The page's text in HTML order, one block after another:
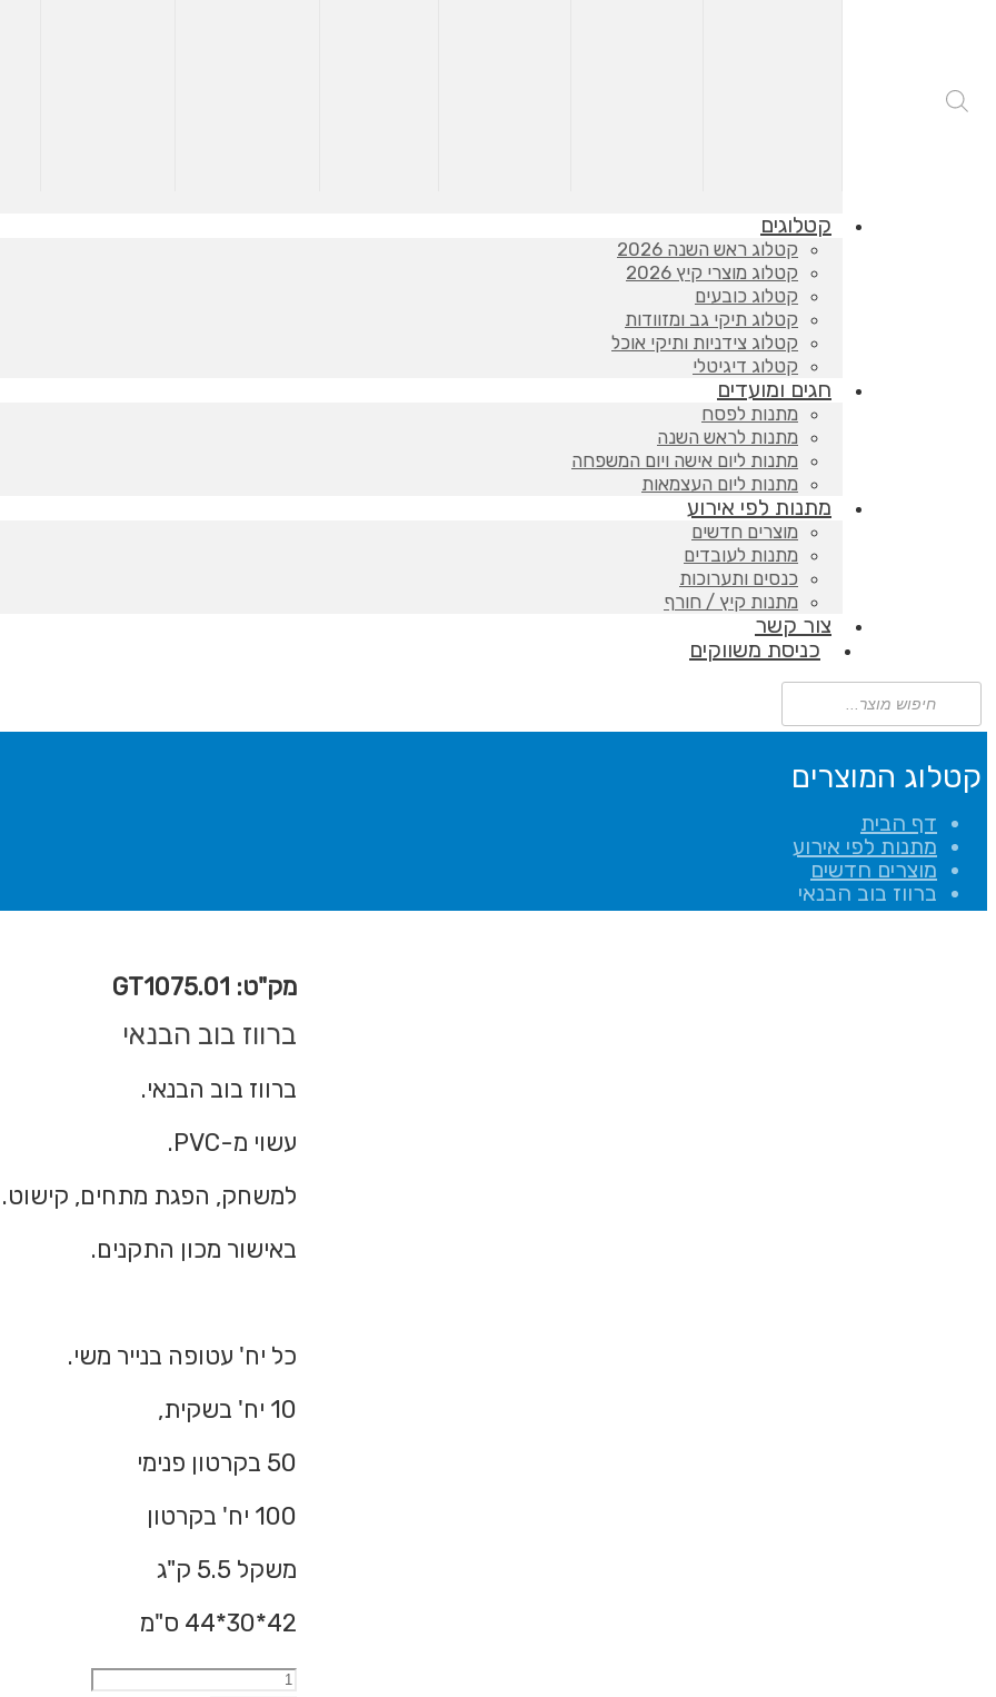
קטלוגים
קטלוג ראש השנה 2026
קטלוג מוצרי קיץ 2026
קטלוג כובעים
קטלוג תיקי גב ומזוודות
קטלוג צידניות ותיקי אוכל
קטלוג דיגיטלי
חגים ומועדים
מתנות לפסח
מתנות לראש השנה
מתנות ליום אישה ויום המשפחה
מתנות ליום העצמאות
מתנות לפי אירוע
מוצרים חדשים
מתנות לעובדים
כנסים ותערוכות
מתנות קיץ / חורף
צור קשר
כניסת משווקים
Products
search
קטלוג המוצרים
דף הבית
מתנות לפי אירוע
מוצרים חדשים
ברווז בוב הבנאי
מק"ט: GT1075.01
ברווז בוב הבנאי
ברווז בוב הבנאי.
עשוי מ-PVC.
למשחק, הפגת מתחים, קישוט.
באישור מכון התקנים.
כל יח' עטופה בנייר משי.
10 יח' בשקית,
50 בקרטון פנימי
100 יח' בקרטון
משקל 5.5 ק"ג
42*30*44 ס"מ
כמות